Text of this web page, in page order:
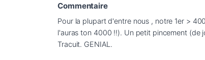
Commentaire
Pour la plupart d'entre nous , notre 1er >
l'auras ton 4000 !!). Un petit pincement (de
Tracuit. GENIAL.